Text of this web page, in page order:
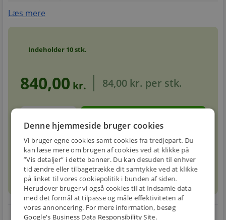
Læs mere
Indeholder 10stk.
840,00 kr. 84,00 kr. per stk.
circleForventet leveringstid: 5-8 hverdageinfo
sellPrismatchinfo
Denne hjemmeside bruger cookies
Vi bruger egne cookies samt cookies fra tredjepart. Du
kan læse mere om brugen af cookies ved at klikke på
”Vis detaljer” i dette banner. Du kan desuden til enhver
tid ændre eller tilbagetrække dit samtykke ved at klikke
på linket til vores cookiepolitik i bunden af siden.
Herudover bruger vi også cookies til at indsamle data
med det formål at tilpasse og måle effektiviteten af
vores annoncering. For mere information, besøg
Google's Business Data Responsibility Site.